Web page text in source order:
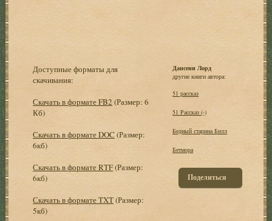
Доступные форматы для
скачивания:
Скачать в формате FB2 (Размер: 6
Кб)
Скачать в формате DOC (Размер:
6кб)
Скачать в формате RTF(Размер:
6кб)
Скачать в формате TXT(Размер:
5кб)
Дансени Лорд
другие книги автора:
51 рассказ
51 Рассказ (-)
Бедный старина Билл
Бетмора
Поделиться